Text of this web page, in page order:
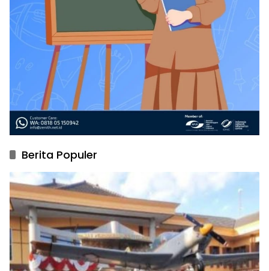
Berita Populer